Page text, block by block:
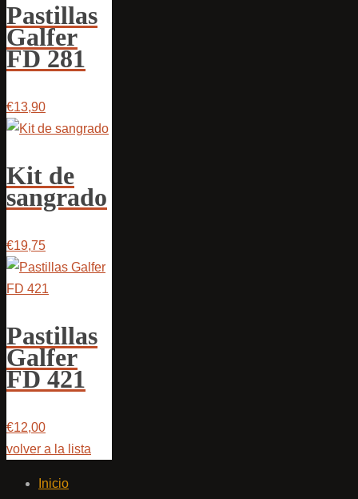
Pastillas
Galfer
FD 281
€13,90
Kit de
sangrado
€19,75
Pastillas
Galfer
FD 421
€12,00
volver a la lista
Inicio